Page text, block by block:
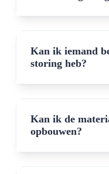
Kan ik iemand
storing heb?
Kan ik de
opbouwen?